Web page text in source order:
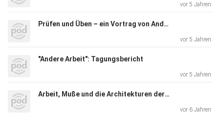
vor 5 Jahren
Prüfen und Üben – ein Vortrag von Andreas Gelhard
vor 5 Jahren
"Andere Arbeit": Tagungsbericht
vor 5 Jahren
Arbeit, Muße und die Architekturen der Pause
vor 6 Jahren